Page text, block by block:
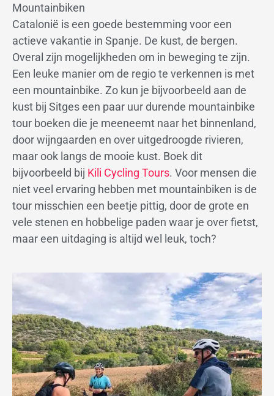
Mountainbiken
Catalonië is een goede bestemming voor een
actieve vakantie in Spanje. De kust, de bergen.
Overal zijn mogelijkheden om in beweging te zijn.
Een leuke manier om de regio te verkennen is met
een mountainbike. Zo kun je bijvoorbeeld aan de
kust bij Sitges een paar uur durende mountainbike
tour boeken die je meeneemt naar het binnenland,
door wijngaarden en over uitgedroogde rivieren,
maar ook langs de mooie kust. Boek dit
bijvoorbeeld bij Kili Cycling Tours. Voor mensen die
niet veel ervaring hebben met mountainbiken is de
tour misschien een beetje pittig, door de grote en
vele stenen en hobbelige paden waar je over fietst,
maar een uitdaging is altijd wel leuk, toch?